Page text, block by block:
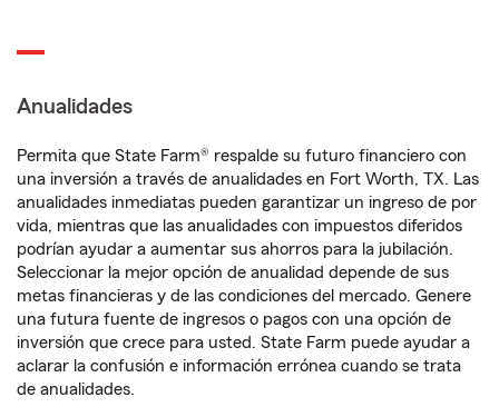
Anualidades
Permita que State Farm® respalde su futuro financiero con
una inversión a través de anualidades en Fort Worth, TX. Las
anualidades inmediatas pueden garantizar un ingreso de por
vida, mientras que las anualidades con impuestos diferidos
podrían ayudar a aumentar sus ahorros para la jubilación.
Seleccionar la mejor opción de anualidad depende de sus
metas financieras y de las condiciones del mercado. Genere
una futura fuente de ingresos o pagos con una opción de
inversión que crece para usted. State Farm puede ayudar a
aclarar la confusión e información errónea cuando se trata
de anualidades.